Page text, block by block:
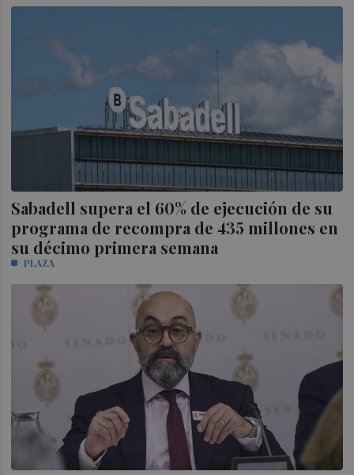
Sabadell supera el 60% de ejecución de su
programa de recompra de 435 millones en
su décimo primera semana
PLAZA